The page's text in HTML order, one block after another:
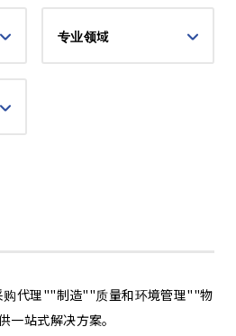
专业领域
代理""制造""质量和环境管理""物
站式解决方案。